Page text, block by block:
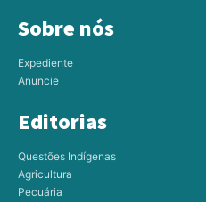
Sobre nós
Expediente
Anuncie
Editorias
Questões Indígenas
Agricultura
Pecuária